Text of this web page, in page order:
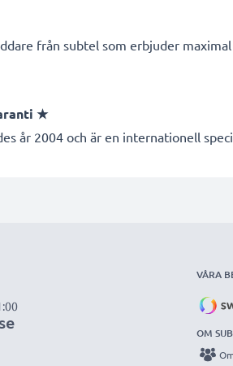
från subtel som erbjuder
★
år 2004 och är en internationell
VÅRA
OM